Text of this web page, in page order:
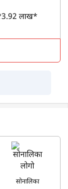
लाख*
सोनालिका